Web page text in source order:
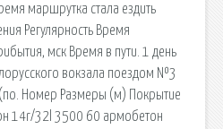
маршрутка стала ездить
Регулярность Время
мск Время в пути. 1 день
вокзала поездом №3
Номер Размеры (м) Покрытие
14r/32l 3500 60 армобетон